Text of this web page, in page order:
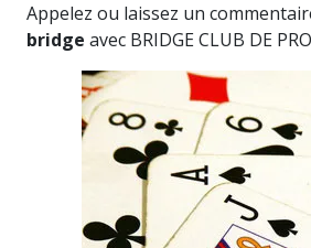
Appelez ou laissez un
bridge avec BRIDGE CLUB DE